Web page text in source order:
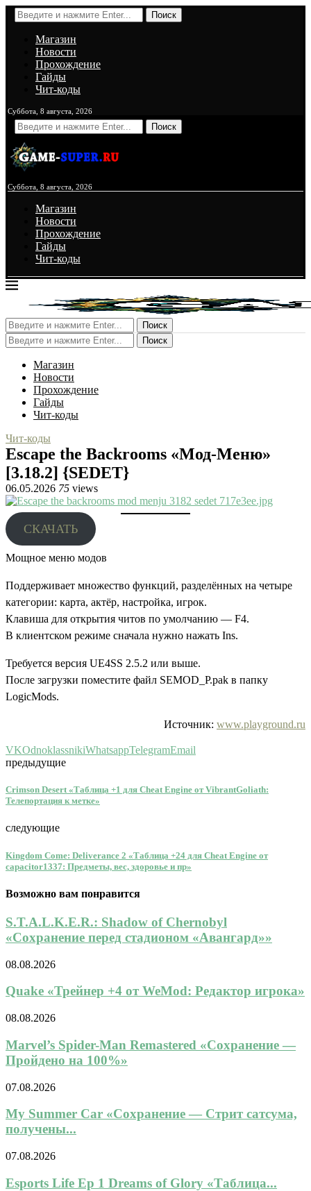
Поиск
Магазин
Новости
Прохождение
Гайды
Чит-коды
Суббота, 8 августа, 2026
Поиск
Суббота, 8 августа, 2026
Магазин
Новости
Прохождение
Гайды
Чит-коды
Поиск
Поиск
Магазин
Новости
Прохождение
Гайды
Чит-коды
Чит-коды
Escape the Backrooms «Мод-Меню»
[3.18.2] {SEDET}
06.05.2026 75 views
СКАЧАТЬ
Мощное меню модов
Поддерживает множество функций, разделённых на четыре
категории: карта, актёр, настройка, игрок.
Клавиша для открытия читов по умолчанию — F4.
В клиентском режиме сначала нужно нажать Ins.
Требуется версия UE4SS 2.5.2 или выше.
После загрузки поместите файл SEMOD_P.pak в папку
LogicMods.
Источник: www.playground.ru
VKOdnoklassnikiWhatsappTelegramEmail
предыдущие
Crimson Desert «Таблица +1 для Cheat Engine от VibrantGoliath:
Телепортация к метке»
следующие
Kingdom Come: Deliverance 2 «Таблица +24 для Cheat Engine от
capacitor1337: Предметы, вес, здоровье и пр»
Возможно вам понравится
S.T.A.L.K.E.R.: Shadow of Chernobyl
«Сохранение перед стадионом «Авангард»»
08.08.2026
Quake «Трейнер +4 от WeMod: Редактор игрока»
08.08.2026
Marvel’s Spider-Man Remastered «Сохранение —
Пройдено на 100%»
07.08.2026
My Summer Car «Сохранение — Стрит сатсума,
получены...
07.08.2026
Esports Life Ep 1 Dreams of Glory «Таблица...